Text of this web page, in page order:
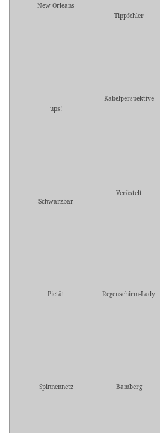
New Orleans
Tippfehler
ups!
Kabelperspektive
Schwarzbär
Verästelt
Pietät Regenschirm-Lady
Spinnennetz Bamberg